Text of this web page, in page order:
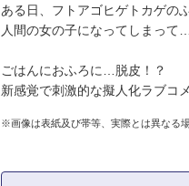
ある日、フトアゴヒゲトカゲの
人間の女の子になってしまって
ごはんにおふろに…脱皮！？
新感覚で刺激的な擬人化ラブコ
※画像は表紙及び帯等、実際とは異なる場